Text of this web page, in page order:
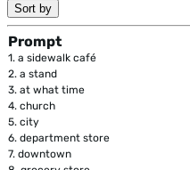
Sort by
Prompt
1. a sidewalk café
2. a stand
3. at what time
4. church
5. city
6. department store
7. downtown